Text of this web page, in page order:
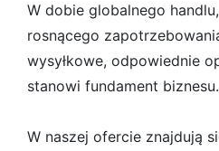
W dobie globalnego
rosnącego
wysyłkowe, odpowiednie
stanowi fundament biznesu.
W naszej ofercie znajdują